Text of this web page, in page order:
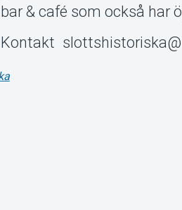
bar & café som också har
Kontakt